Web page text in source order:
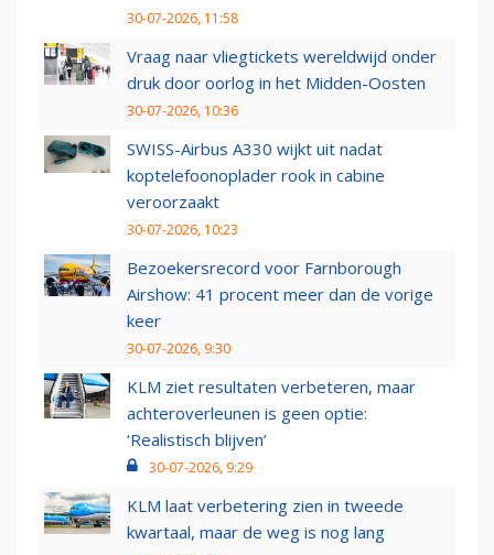
30-07-2026, 11:58
Vraag naar vliegtickets wereldwijd onder
druk door oorlog in het Midden-Oosten
30-07-2026, 10:36
SWISS-Airbus A330 wijkt uit nadat
koptelefoonoplader rook in cabine
veroorzaakt
30-07-2026, 10:23
Bezoekersrecord voor Farnborough
Airshow: 41 procent meer dan de vorige
keer
30-07-2026, 9:30
KLM ziet resultaten verbeteren, maar
achteroverleunen is geen optie:
‘Realistisch blijven’
30-07-2026, 9:29
KLM laat verbetering zien in tweede
kwartaal, maar de weg is nog lang